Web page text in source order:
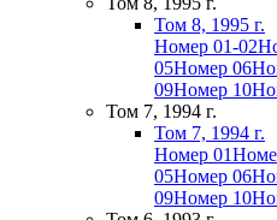
Том 8, 1995 г.
Номер 01-02
05Номер 06
09Номер 10
Том 7, 1994 г.
Том 7, 1994 г.
Номер 01
05Номер 06
09Номер 10